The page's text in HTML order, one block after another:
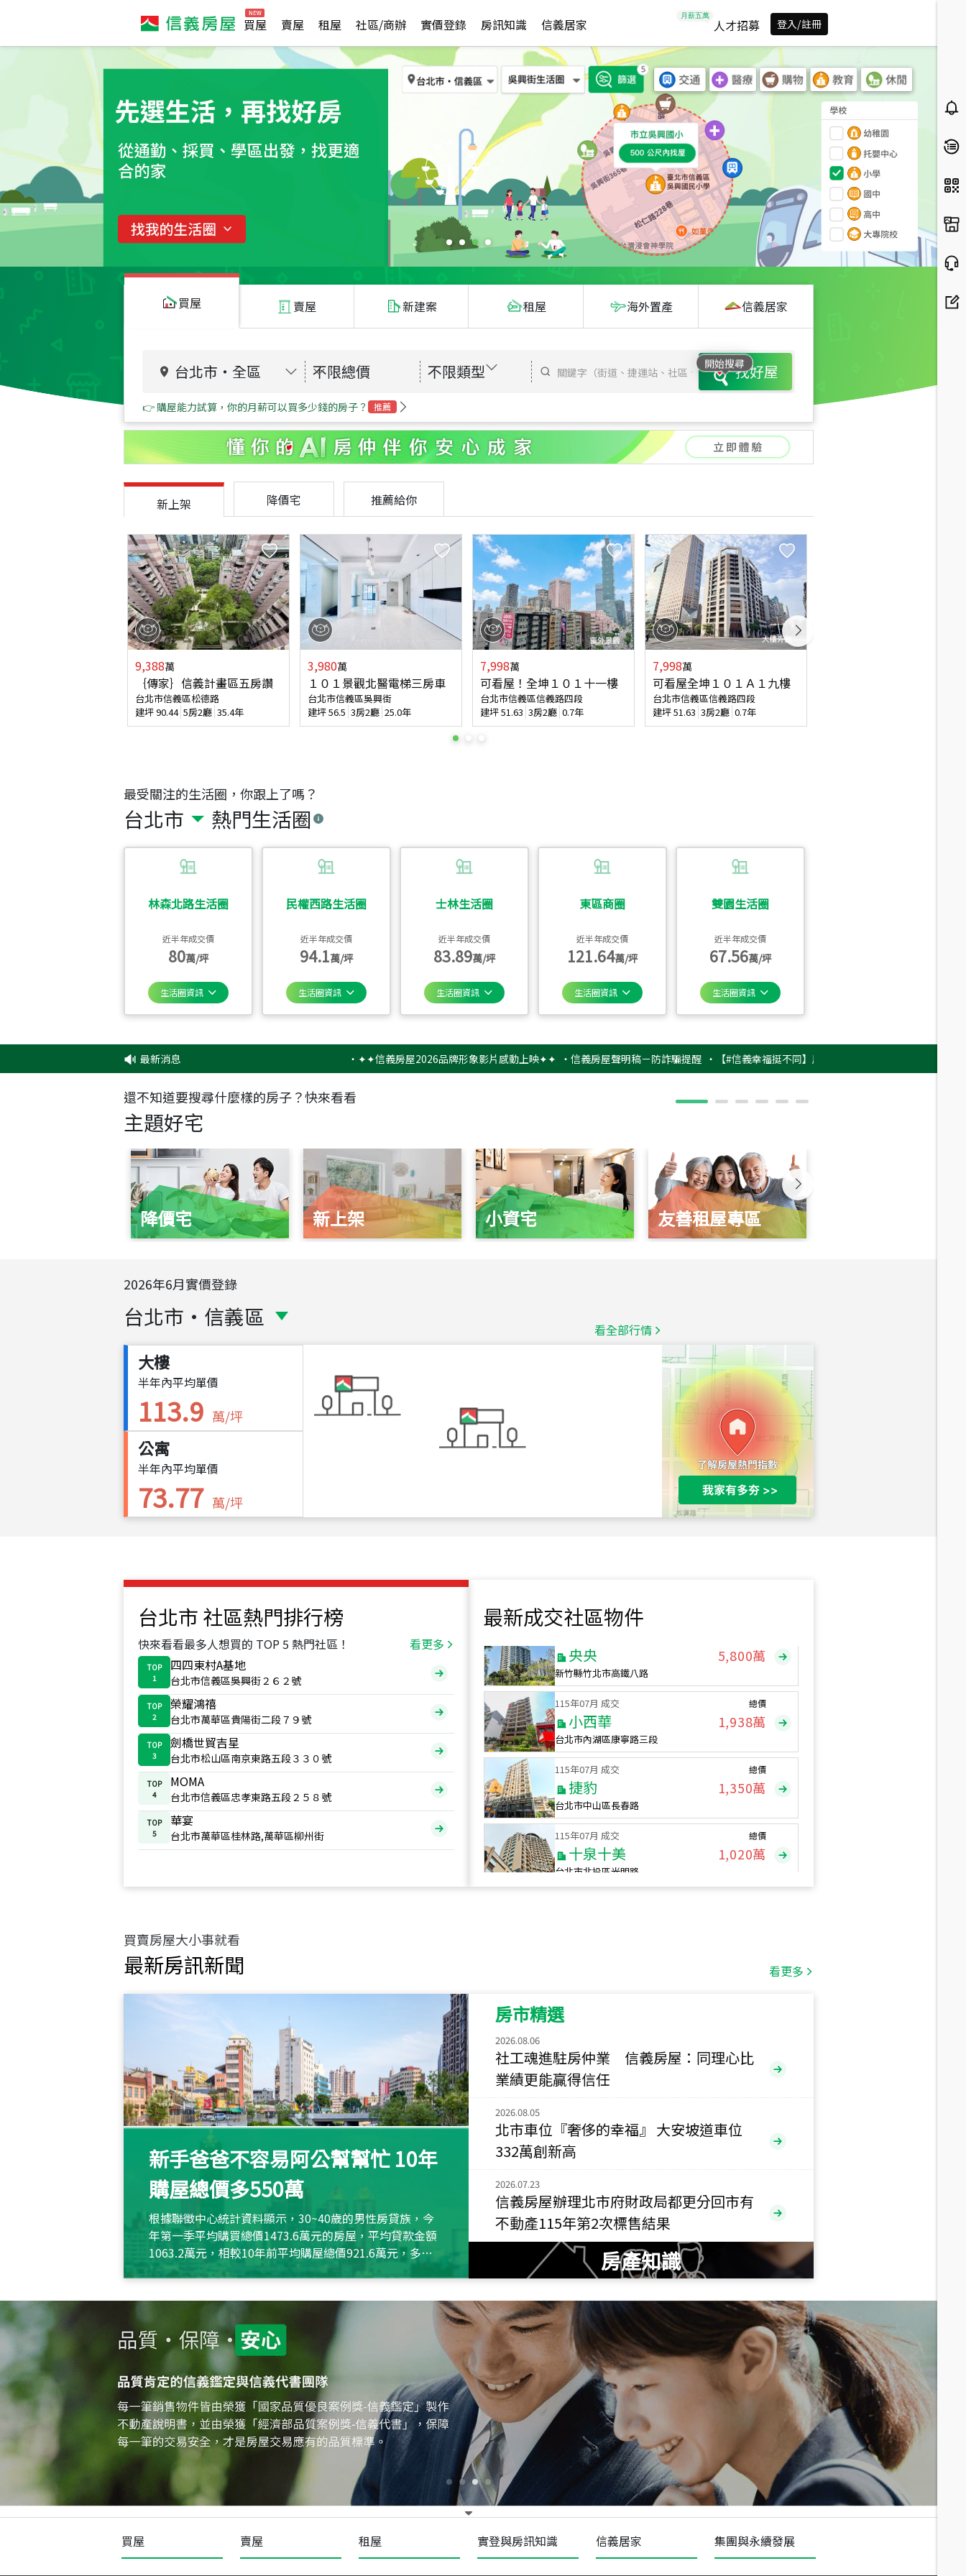
買屋 賣屋 租屋 社區/商辦 實價登錄 房訊知識 信義居家 人才招募 登入/註冊
買屋 賣屋 新建案 租屋 海外置產 信義居家
台北市 ・ 全區 不限總價 不限類型
開始搜尋
找好屋
👉 購屋能力試算，你的月薪可以買多少錢的房子？ 推薦
最受關注的生活圈，你跟上了嗎？
台北市 熱門生活圈
林森北路生活圈
近半年成交價
80萬/坪
生活圈資訊
民權西路生活圈
近半年成交價
94.1萬/坪
生活圈資訊
士林生活圈
近半年成交價
83.89萬/坪
生活圈資訊
東區商圈
近半年成交價
121.64萬/坪
生活圈資訊
雙園生活圈
近半年成交價
67.56萬/坪
生活圈資訊
新上架 降價宅 推薦給你
9,388萬
｛傳家｝信義計畫區五房讚
台北市信義區松德路
建坪90.44 5房2廳 35.4年
3,980萬
１０１景觀北醫電梯三房車
台北市信義區吳興街
建坪56.5 3房2廳 25.0年
7,998萬
可看屋！全坤１０１十一樓
台北市信義區信義路四段
建坪51.63 3房2廳 0.7年
7,998萬
可看屋全坤１０１Ａ１九樓
台北市信義區信義路四段
建坪51.63 3房2廳 0.7年
最新消息 ✦✦信義房屋2026品牌形象影片感動上映✦✦ ‧信義房屋聲明稿－防詐騙提醒 ‧【#信義幸福挺不同】用實力，讓升職免抽號碼牌！最新雇主
還不知道要搜尋什麼樣的房子？快來看看
主題好宅
降價宅 新上架 小資宅 友善租屋專區
2026年6月實價登錄
台北市 ・ 信義區 看全部行情
大樓
半年內平均單價
113.9 萬/坪
公寓
半年內平均單價
73.77 萬/坪
台北市 社區熱門排行榜
快來看看最多人想買的 TOP 5 熱門社區！ 看更多
TOP
1
四四東村A基地
台北市信義區吳興街２６２號
TOP
2
榮耀鴻禧
台北市萬華區貴陽街二段７９號
TOP
3
劍橋世貿吉星
台北市松山區南京東路五段３３０號
TOP
4
MOMA
台北市信義區忠孝東路五段２５８號
TOP
5
華宴
台北市萬華區桂林路,萬華區柳州街
最新成交社區物件
台北市中山區長春路
1,020萬
總價
490萬
總價
1,808萬
115年07月 成交
新竹縣竹北市高鐵八路
115年07月 成交
小西華
台北市內湖區康寧路三段
總價
1,938萬
115年07月 成交
捷豹
台北市中山區長春路
總價
1,350萬
115年07月 成交
十泉十美
台北市北投區光明路
總價
1,020萬
115年07月 成交 總價
115
新北市永和區環河西路二段
115年07月 成交
央央
新竹縣竹北市高鐵八路
5,800萬
115年
小西華 1,938萬
115年07月 成交
捷豹
台北市中山區長春路
115年07月 成交
十泉十美
台北市北投區光明路
總價
1,020萬
115 年 07月 成交
四維天廈
新竹市新竹市四維路
總價
490萬
115 月 成交
菁英典藏
新竹市新竹市慈祥路
買賣房屋大小事就看
最新房訊新聞 看更多
新手爸爸不容易阿公幫幫忙 10年
購屋總價多550萬
根據聯徵中心統計資料顯示，30~40歲的男性房貸族，今
年第一季平均購買總價1473.6萬元的房屋，平均貸款金額
1063.2萬元，相較10年前平均購屋總價921.6萬元，多出
約550萬元，且貸款金額也多
房市精選
2026.08.06
社工魂進駐房仲業 信義房屋：同理心比
業績更能贏得信任
2026.08.05
北市車位『奢侈的幸福』 大安坡道車位
332萬創新高
2026.07.23
信義房屋辦理北市府財政局都更分回市有
不動產115年第2次標售結果
房產知識
買屋 賣屋 租屋 實登與房訊知識 信義居家 集團與永續發展